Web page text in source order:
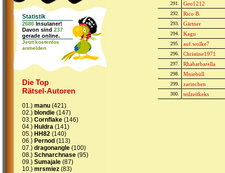
Statistik
2686 Insulaner!
Davon sind 237
gerade online.
Jetzt kostenlos
anmelden
Die Top
Rätsel-Autoren
01.) manu (421)
02.) blondie (147)
03.) Cornflake (146)
04.) Huldra (141)
05.) HH82 (140)
06.) Pernod (113)
07.) dragonangle (100)
08.) Schnarchnase (95)
09.) Sumajale (87)
10.) mrsmiez (83)
291. Geo1212
292. Rico B.
293. Gärtner
294. Kagu
295. auf.wolke7
296. Christine1971
297. Rhabarbarella
298. Mniebüll
299. zarinchen
300. teilzeitkeks